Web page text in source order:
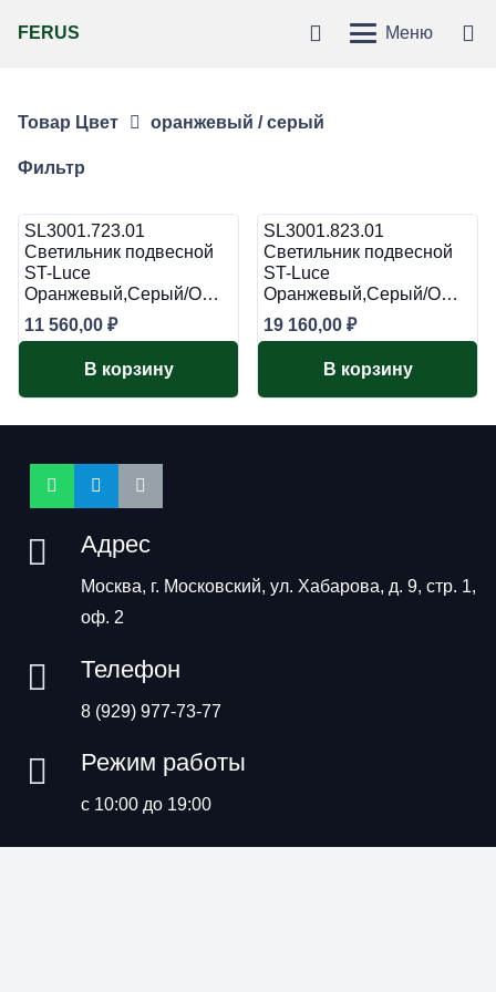
FERUS Меню
Товар Цвет оранжевый / серый
Фильтр
SL3001.723.01
Светильник подвесной
ST-Luce
Оранжевый,Серый/О…
11 560,00 ₽
В корзину
SL3001.823.01
Светильник подвесной
ST-Luce
Оранжевый,Серый/О…
19 160,00 ₽
В корзину
Адрес
Москва, г. Московский, ул. Хабарова, д. 9, стр. 1,
оф. 2
Телефон
8 (929) 977-73-77
Режим работы
с 10:00 до 19:00